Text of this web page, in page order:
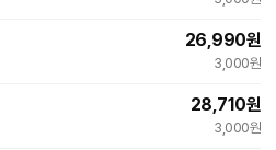
26,990원
3,000원
28,710원
3,000원